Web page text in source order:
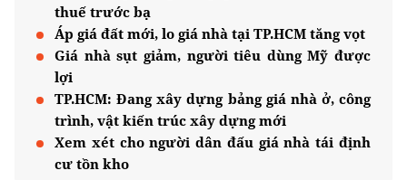
thuế trước bạ
Áp giá đất mới, lo giá nhà tại TP.HCM tăng vọt
Giá nhà sụt giảm, người tiêu dùng Mỹ được
lợi
TP.HCM: Đang xây dựng bảng giá nhà ở, công
trình, vật kiến trúc xây dựng mới
Xem xét cho người dân đấu giá nhà tái định
cư tồn kho